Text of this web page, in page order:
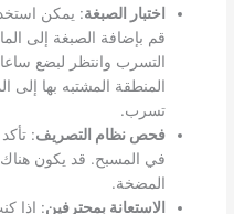
اختبار الصبغة: يمكن
قم بإضافة الصبغة إلى
التسرب وانتظر لبضع
المنطقة المشتبه بها إلى
تسرب.
فحص نظام التصريف:
في المسبح. قد يكون
المضخة.
الاستعانة بمحترفين: إذا